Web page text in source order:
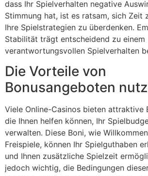
dass Ihr Spielverhalten negative
Stimmung hat, ist es ratsam, sich Zeit
Ihre Spielstrategien zu überdenken.
Stabilität trägt entscheidend zu einem
verantwortungsvollen Spielverhalten
Die Vorteile von
Bonusangeboten
Viele Online-Casinos bieten attraktive
die Ihnen helfen können, Ihr
verwalten. Diese Boni, wie
Freispiele, können Ihr Spielguthaben
und Ihnen zusätzliche Spielzeit
jedoch wichtig, die Bedingungen